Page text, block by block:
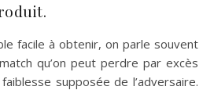
qu’on peut perdre par excès
supposée de l’adversaire.